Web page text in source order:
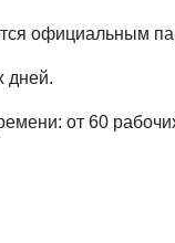
официальным
дней.
от 60